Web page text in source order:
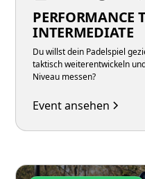
PERFORMANCE
INTERMEDIATE
Du willst dein Padelspiel
taktisch weiterentwickeln
Niveau messen?
Event ansehen